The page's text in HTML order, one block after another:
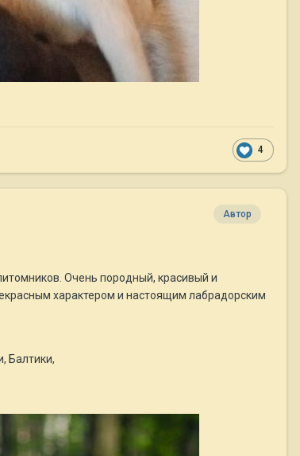
4
Автор
Очень породный, красивый и
характером и настоящим лабрадорским
Балтики,